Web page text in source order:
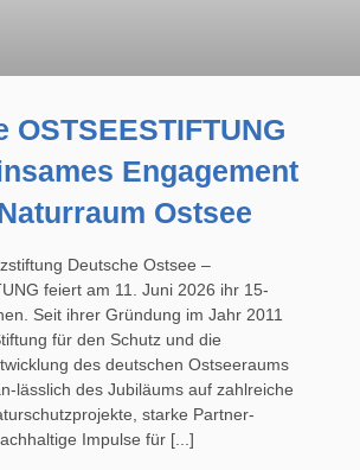
OSTSEESTIFTUNG
Engagement
Ostsee
Deutsche Ostsee –
feiert am 11. Juni 2026 ihr 15-
Seit ihrer Gründung im Jahr 2011
für den Schutz und die
des deutschen Ostseeraums
lässlich des Jubiläums auf zahlreiche
starke Partner-
Impulse für